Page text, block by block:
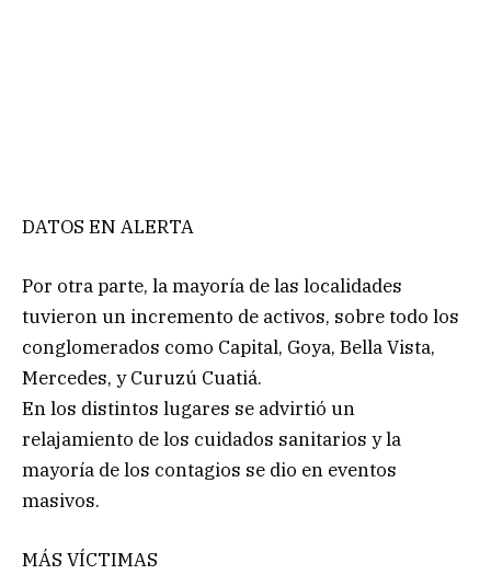
DATOS EN ALERTA
Por otra parte, la mayoría de las localidades
tuvieron un incremento de activos, sobre todo los
conglomerados como Capital, Goya, Bella Vista,
Mercedes, y Curuzú Cuatiá.
En los distintos lugares se advirtió un
relajamiento de los cuidados sanitarios y la
mayoría de los contagios se dio en eventos
masivos.
MÁS VÍCTIMAS